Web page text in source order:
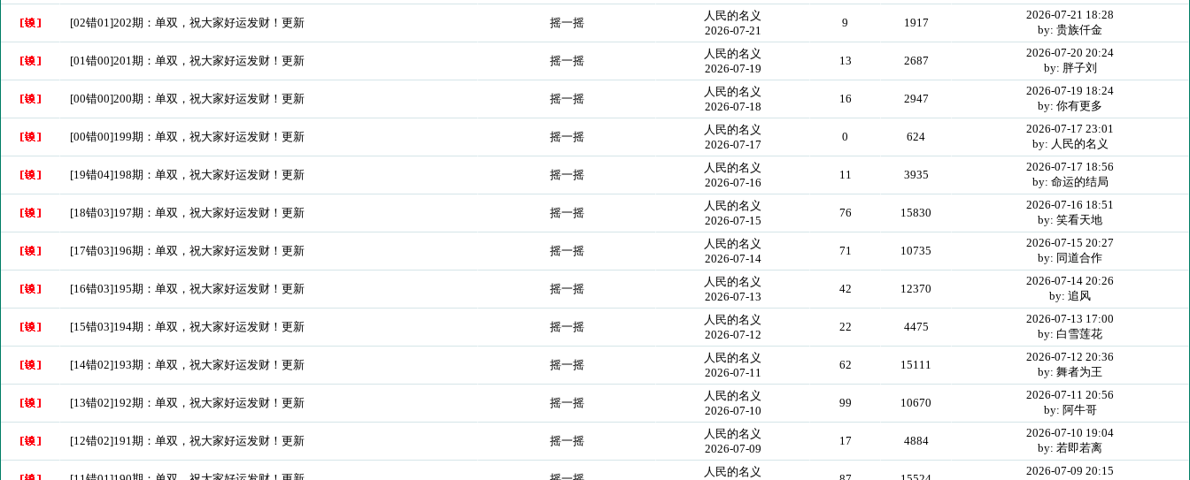
[02错01]202期：单双，祝大家好运发财！更新 摇一摇
人民的名义
2026-07-21
9 1917
2026-07-21 18:28
by: 贵族仟金
[01错00]201期：单双，祝大家好运发财！更新 摇一摇
人民的名义
2026-07-19
13 2687
2026-07-20 20:24
by: 胖子刘
[00错00]200期：单双，祝大家好运发财！更新 摇一摇
人民的名义
2026-07-18
16 2947
2026-07-19 18:24
by: 你有更多
[00错00]199期：单双，祝大家好运发财！更新 摇一摇
人民的名义
2026-07-17
0 624
2026-07-17 23:01
by: 人民的名义
[19错04]198期：单双，祝大家好运发财！更新 摇一摇
人民的名义
2026-07-16
11 3935
2026-07-17 18:56
by: 命运的结局
[18错03]197期：单双，祝大家好运发财！更新 摇一摇
人民的名义
2026-07-15
76 15830
2026-07-16 18:51
by: 笑看天地
[17错03]196期：单双，祝大家好运发财！更新 摇一摇
人民的名义
2026-07-14
71 10735
2026-07-15 20:27
by: 同道合作
[16错03]195期：单双，祝大家好运发财！更新 摇一摇
人民的名义
2026-07-13
42 12370
2026-07-14 20:26
by: 追风
[15错03]194期：单双，祝大家好运发财！更新 摇一摇
人民的名义
2026-07-12
22 4475
2026-07-13 17:00
by: 白雪莲花
[14错02]193期：单双，祝大家好运发财！更新 摇一摇
人民的名义
2026-07-11
62 15111
2026-07-12 20:36
by: 舞者为王
[13错02]192期：单双，祝大家好运发财！更新 摇一摇
人民的名义
2026-07-10
99 10670
2026-07-11 20:56
by: 阿牛哥
[12错02]191期：单双，祝大家好运发财！更新 摇一摇
人民的名义
2026-07-09
17 4884
2026-07-10 19:04
by: 若即若离
人民的名义
2026-07-09 20:15